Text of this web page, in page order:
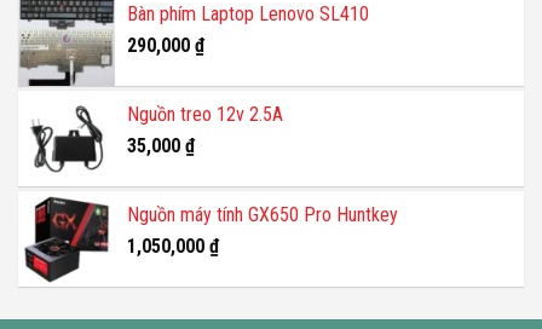
Bàn phím Laptop Lenovo SL410
290,000 ₫
Nguồn treo 12v 2.5A
35,000 ₫
Nguồn máy tính GX650 Pro Huntkey
1,050,000 ₫